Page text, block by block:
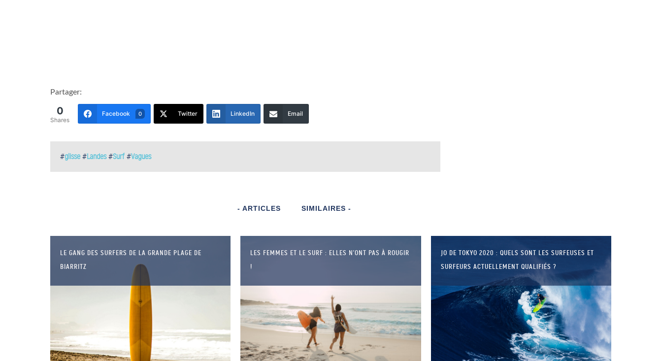
Partager:
0
Shares
Facebook 0 Twitter LinkedIn Email
#glisse #Landes#Surf #Vagues
- ARTICLES SIMILAIRES -
LE GANG DES SURFERS DE LA GRANDE PLAGE DE
BIARRITZ
LES FEMMES ET LE SURF : ELLES N’ONT PAS À ROUGIR
!
JO DE TOKYO 2020 : QUELS SONT LES SURFEUSES ET
SURFEURS ACTUELLEMENT QUALIFIÉS ?